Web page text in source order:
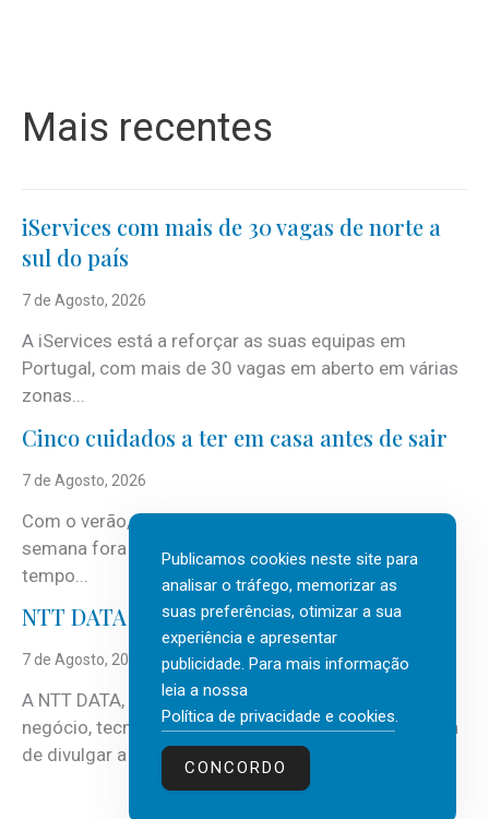
Mais recentes
iServices com mais de 30 vagas de norte a
sul do país
7 de Agosto, 2026
A iServices está a reforçar as suas equipas em
Portugal, com mais de 30 vagas em aberto em várias
zonas...
Cinco cuidados a ter em casa antes de sair
7 de Agosto, 2026
Com o verão, chegam também as férias, os fins-de-
semana fora e os dias em que a casa fica mais
tempo...
NTT DATA Insurtech Global Outlook 2026
7 de Agosto, 2026
A NTT DATA, consultora global em serviços de
negócio, tecnologia e inteligência artificial (IA), acaba
de divulgar a mais recente...
Publicamos cookies neste site para
analisar o tráfego, memorizar as
suas preferências, otimizar a sua
experiência e apresentar
publicidade. Para mais informação
leia a nossa
Política de privacidade e cookies.
CONCORDO